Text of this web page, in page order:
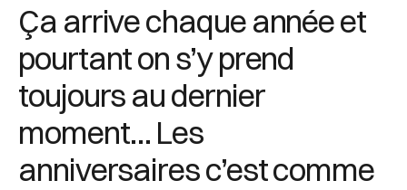
Ça arrive chaque année et
pourtant on s’y prend
toujours au dernier
moment… Les
anniversaires c’est comme